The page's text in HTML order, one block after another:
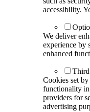
accessibility.
We deliver
experience by
enhanced
Cookies set
functionality
providers for
advertising